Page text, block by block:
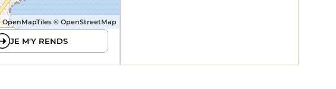
OpenMapTiles © OpenStreetMap
JE M'Y RENDS